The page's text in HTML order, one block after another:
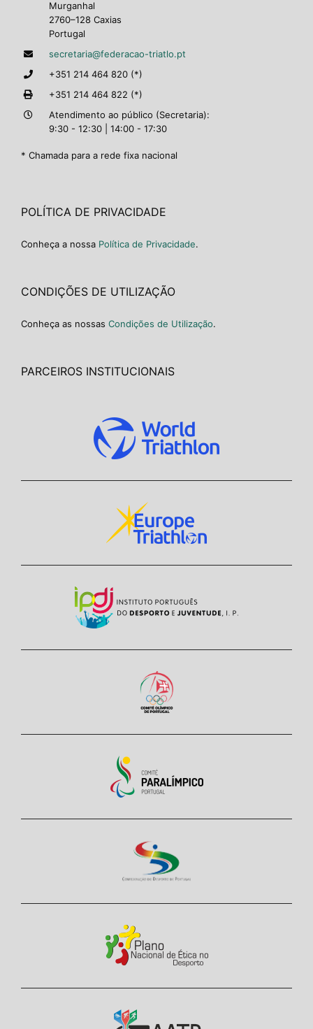
Murganhal
2760–128 Caxias
Portugal
secretaria@federacao-triatlo.pt
+351 214 464 820 (*)
+351 214 464 822 (*)
Atendimento ao público (Secretaria):
9:30 - 12:30 | 14:00 - 17:30
* Chamada para a rede fixa nacional
POLÍTICA DE PRIVACIDADE
Conheça a nossa Política de Privacidade.
CONDIÇÕES DE UTILIZAÇÃO
Conheça as nossas Condições de Utilização.
PARCEIROS INSTITUCIONAIS